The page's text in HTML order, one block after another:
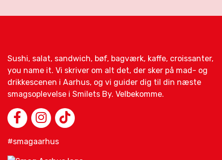
Sushi, salat, sandwich, bøf, bagværk, kaffe, croissanter,
you name it. Vi skriver om alt det, der sker på mad- og
drikkescenen i Aarhus, og vi guider dig til din næste
smagsoplevelse i Smilets By. Velbekomme.
#smagaarhus